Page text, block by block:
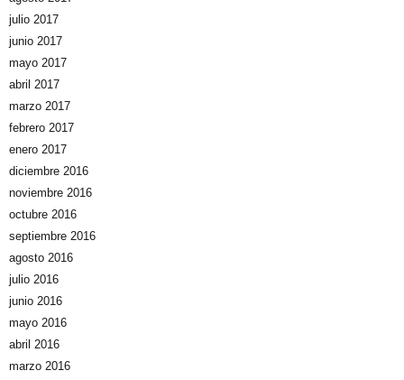
julio 2017
junio 2017
mayo 2017
abril 2017
marzo 2017
febrero 2017
enero 2017
diciembre 2016
noviembre 2016
octubre 2016
septiembre 2016
agosto 2016
julio 2016
junio 2016
mayo 2016
abril 2016
marzo 2016